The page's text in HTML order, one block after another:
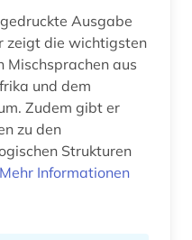
menschenrechtspolitik (1)
menschenrechtsverletzung (1)
Ausgabe
zeigt die wichtigsten
Mischsprachen aus
und dem
Zudem gibt er
zu den
Strukturen
Mehr Informationen